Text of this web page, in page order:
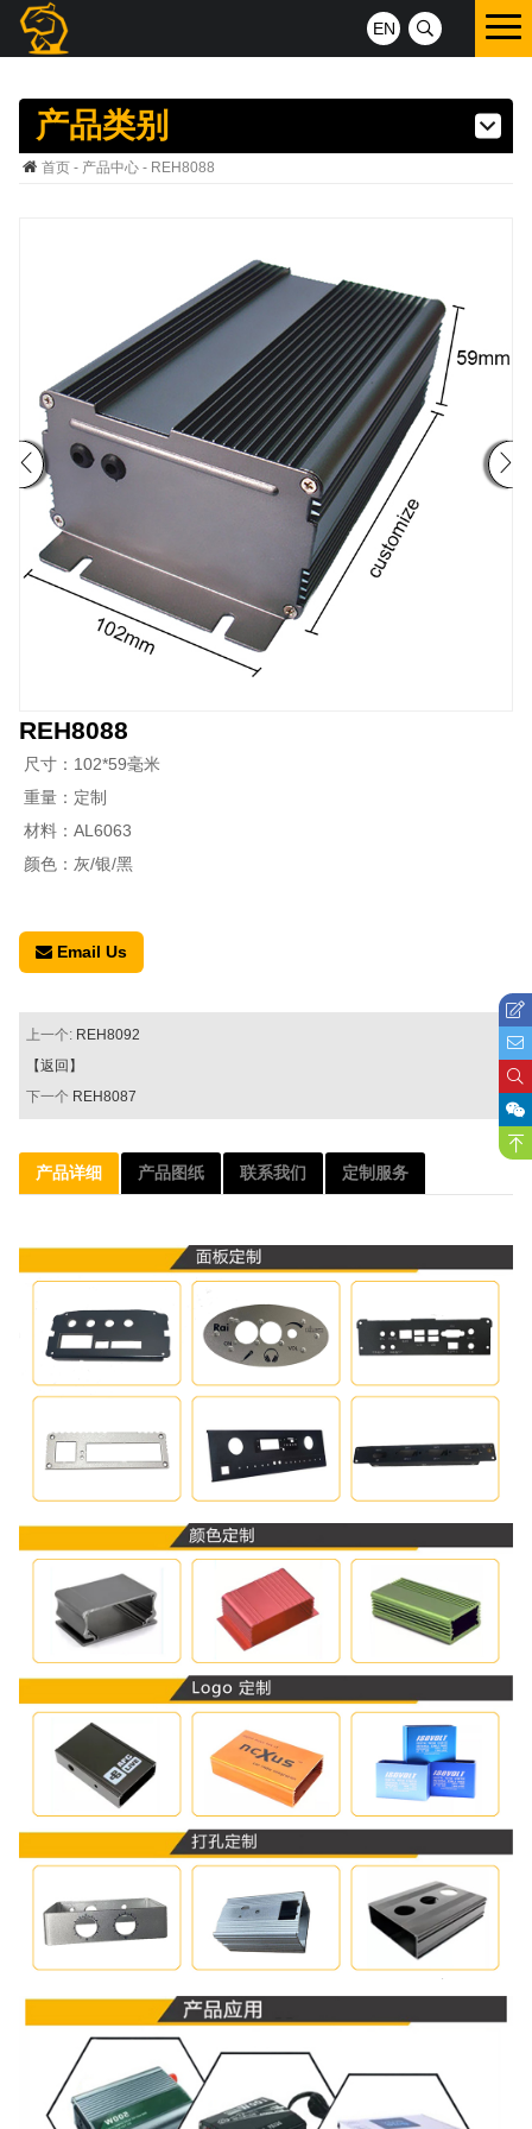
EN
产品类别
首页 - 产品中心 - REH8088
REH8088
尺寸：102*59毫米
重量：定制
材料：AL6063
颜色：灰/银/黑
Email Us
上一个: REH8092
【返回】
下一个 REH8087
产品详细 产品图纸 联系我们 定制服务